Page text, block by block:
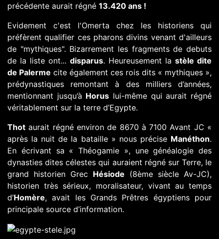
précédente aurait régné 13.420 ans !
Evidement c'est l'Omerta chez les historiens qui
préfèrent qualifier ces pharons divins venant d'ailleurs
de "mythiques". Bizarrement les fragments de debuts
de la liste ont... disparus. Heureusement la stèle dite
de Palerme cite également ces rois dits « mythiques »,
prédynastiques remontant à des milliers d’années,
mentionnant jusqu’à Horus lui-même qui aurait régné
véritablement sur la terre d’Egypte.
Thot aurait régné environ de 8670 à 7100 Avant JC «
après la nuit de la bataille » nous précise Manéthon.
En écrivant sa « Théogamie », une généalogie des
dynasties dites célestes qui auraient régné sur Terre, le
grand historien Grec Hésiode (8ème siècle Av-JC),
historien très sérieux, moralisateur, vivant au temps
d’Homère, avait les Grands Prêtres égyptiens pour
principale source d’information.